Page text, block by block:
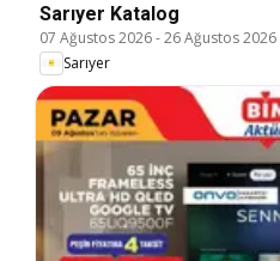
Sarıyer Katalog
07 Ağustos 2026-26 Ağustos 2026
Sarıyer